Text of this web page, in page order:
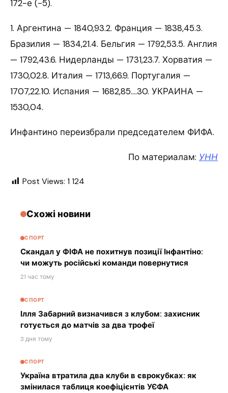
172-е (-5).
1. Аргентина — 1840,93.2. Франция — 1838,45.3.
Бразилия — 1834,21.4. Бельгия — 1792,53.5. Англия
— 1792,43.6. Нидерланды — 1731,23.7. Хорватия —
1730,02.8. Италия — 1713,66.9. Португалия —
1707,22.10. Испания — 1682,85.…30. УКРАИНА —
1530,04.
Инфантино переизбрали председателем ФИФА.
По материалам: УНН
Post Views: 1 124
Схожі новини
СПОРТ
Скандал у ФІФА не похитнув позиції Інфантіно:
чи можуть російські команди повернутися
21 час тому
СПОРТ
Ілля Забарний визначився з клубом: захисник
готується до матчів за два трофеї
3 дня тому
СПОРТ
Україна втратила два клуби в єврокубках: як
змінилася таблиця коефіцієнтів УЄФА